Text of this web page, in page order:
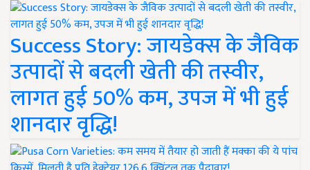
Success Story: जायडेक्स के जैविक
उत्पादों से बदली खेती की तस्वीर,
लागत हुई 50% कम, उपज में भी हुई
शानदार वृद्धि!